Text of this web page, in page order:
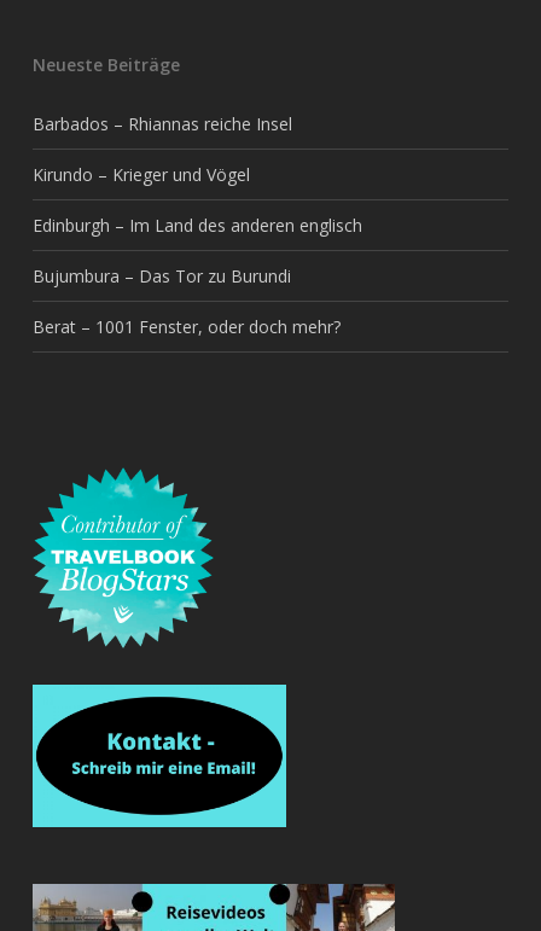
Neueste Beiträge
Barbados – Rhiannas reiche Insel
Kirundo – Krieger und Vögel
Edinburgh – Im Land des anderen englisch
Bujumbura – Das Tor zu Burundi
Berat – 1001 Fenster, oder doch mehr?